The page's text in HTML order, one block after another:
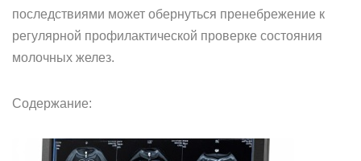
последствиями может обернуться пренебрежение к
регулярной профилактической проверке состояния
молочных желез.
Содержание: